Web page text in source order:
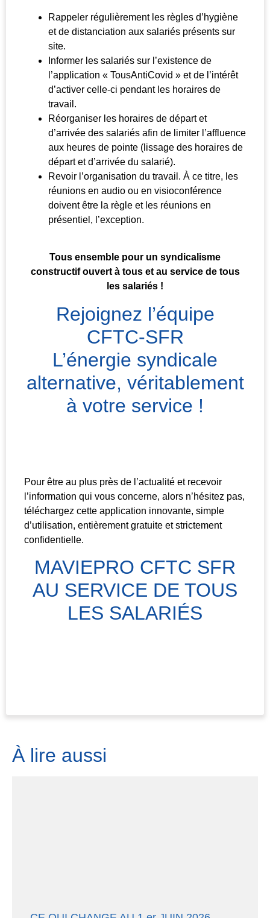
Rappeler régulièrement les règles d’hygiène
et de distanciation aux salariés présents sur
site.
Informer les salariés sur l’existence de
l’application « TousAntiCovid » et de l’intérêt
d’activer celle-ci pendant les horaires de
travail.
Réorganiser les horaires de départ et
d’arrivée des salariés afin de limiter l’affluence
aux heures de pointe (lissage des horaires de
départ et d’arrivée du salarié).
Revoir l’organisation du travail. À ce titre, les
réunions en audio ou en visioconférence
doivent être la règle et les réunions en
présentiel, l’exception.
Tous ensemble pour un syndicalisme
constructif ouvert à tous et au service de tous
les salariés !
Rejoignez l’équipe
CFTC-SFR
L’énergie syndicale
alternative, véritablement
à votre service !
Pour être au plus près de l’actualité et recevoir
l’information qui vous concerne, alors n’hésitez pas,
téléchargez cette application innovante, simple
d’utilisation, entièrement gratuite et strictement
confidentielle.
MAVIEPRO CFTC SFR
AU SERVICE DE TOUS
LES SALARIÉS
À lire aussi